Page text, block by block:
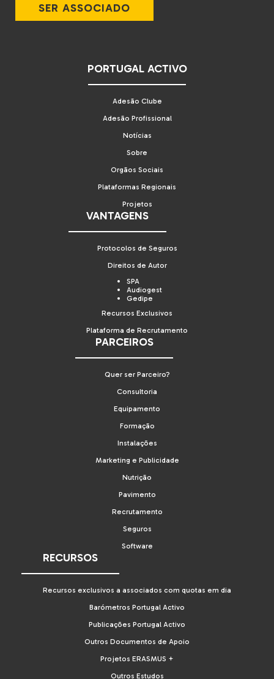
SER ASSOCIADO
PORTUGAL ACTIVO
Adesão Clube
Adesão Profissional
Notícias
Sobre
Orgãos Sociais
Plataformas Regionais
Projetos
VANTAGENS
Protocolos de Seguros
Direitos de Autor
SPA
Audiogest
Gedipe
Recursos Exclusivos
Plataforma de Recrutamento
PARCEIROS
Quer ser Parceiro?
Consultoria
Equipamento
Formação
Instalações
Marketing e Publicidade
Nutrição
Pavimento
Recrutamento
Seguros
Software
RECURSOS
Recursos exclusivos a associados com quotas em dia
Barómetros Portugal Activo
Publicações Portugal Activo
Outros Documentos de Apoio
Projetos ERASMUS +
Outros Estudos